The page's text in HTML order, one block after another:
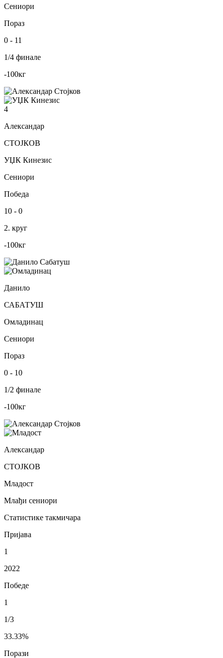
Сениори
Пораз
0 - 11
1/4 финале
-100кг
4
Александар
СТОЈКОВ
УЏК Кинезис
Сениори
Победа
10 - 0
2. круг
-100кг
Данило
САБАТУШ
Омладинац
Сениори
Пораз
0 - 10
1/2 финале
-100кг
Александар
СТОЈКОВ
Младост
Млађи сениори
Статистике такмичара
Пријава
1
2022
Победе
1
1/3
33.33%
Порази